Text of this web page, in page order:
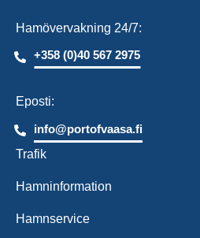
Hamövervakning 24/7:
+358 (0)40 567 2975
Eposti:
info@portofvaasa.fi
Trafik
Hamninformation
Hamnservice